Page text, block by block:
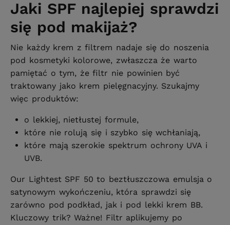
Jaki SPF najlepiej sprawdzi
się pod makijaż?
Nie każdy krem z filtrem nadaje się do noszenia
pod kosmetyki kolorowe, zwłaszcza że warto
pamiętać o tym, że filtr nie powinien być
traktowany jako krem pielęgnacyjny. Szukajmy
więc produktów:
o lekkiej, nietłustej formule,
które nie rolują się i szybko się wchłaniają,
które mają szerokie spektrum ochrony UVA i
UVB.
Our Lightest SPF 50 to beztłuszczowa emulsja o
satynowym wykończeniu, która sprawdzi się
zarówno pod podkład, jak i pod lekki krem BB.
Kluczowy trik? Ważne! Filtr aplikujemy po